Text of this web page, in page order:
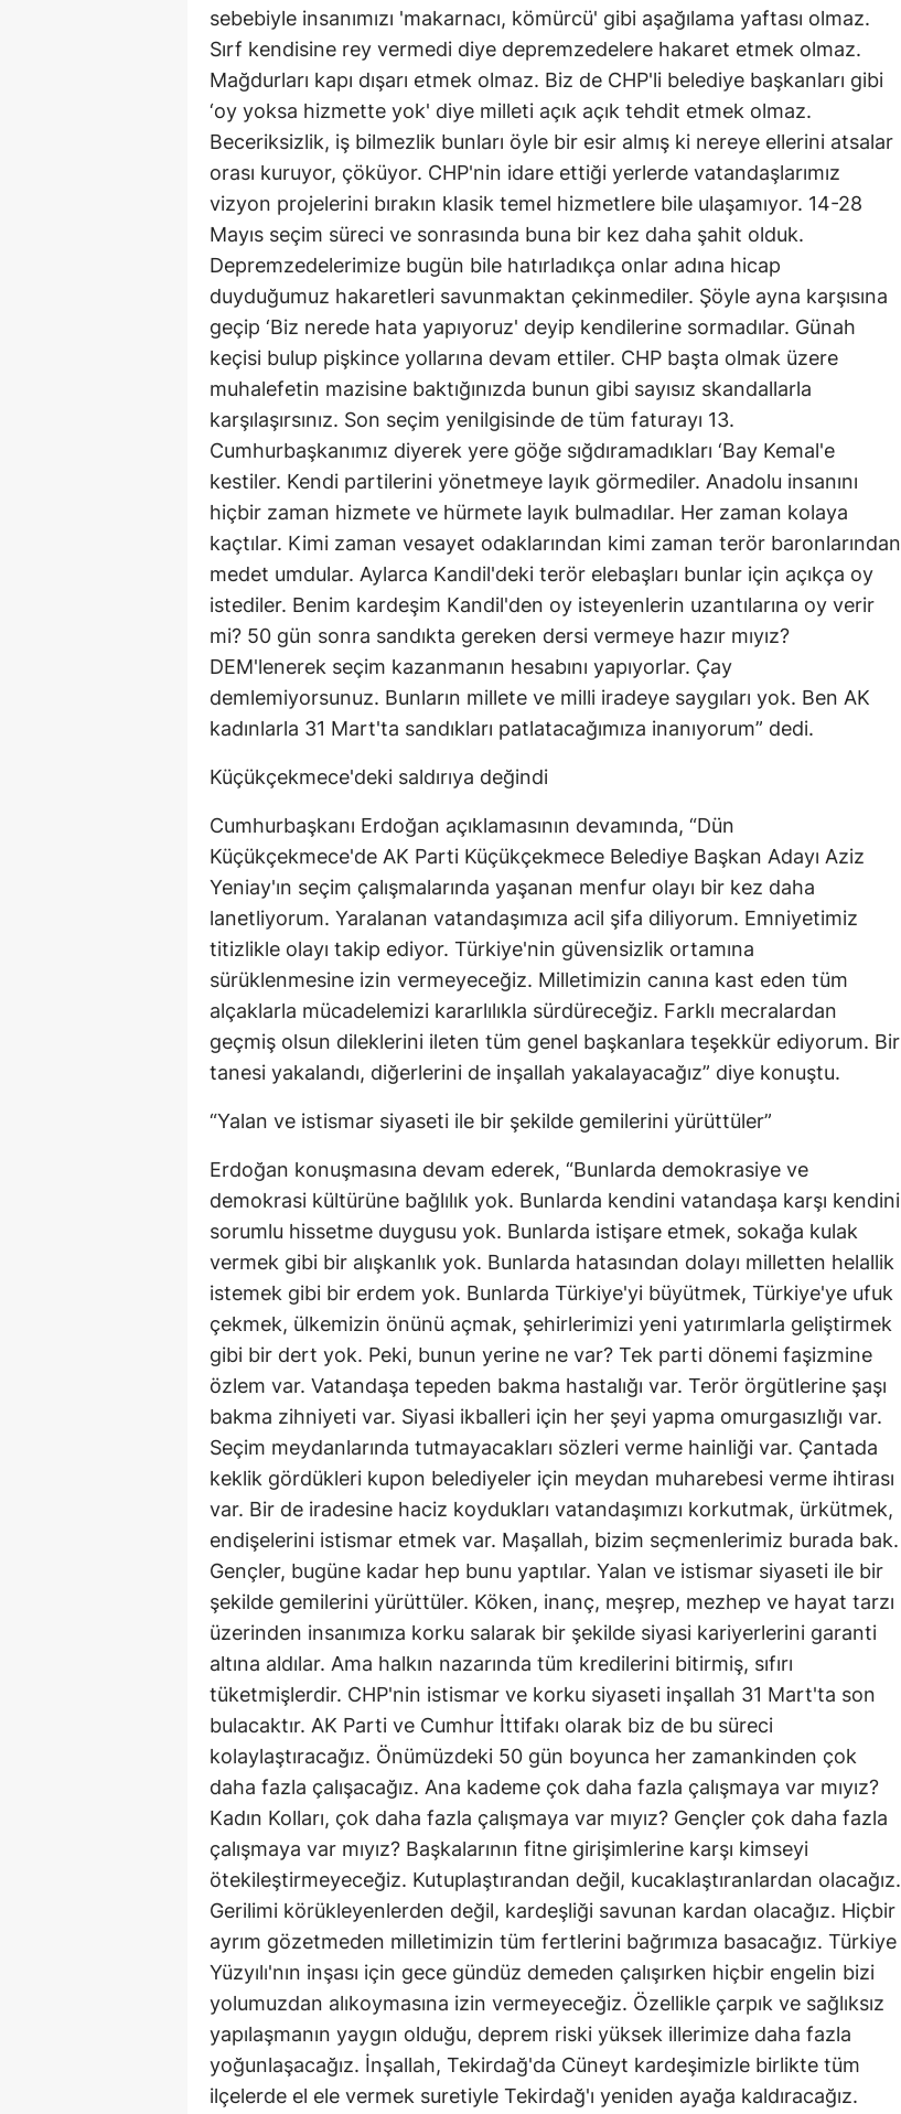
sebebiyle insanımızı 'makarnacı, kömürcü' gibi aşağılama yaftası olmaz.
Sırf kendisine rey vermedi diye depremzedelere hakaret etmek olmaz.
Mağdurları kapı dışarı etmek olmaz. Biz de CHP'li belediye başkanları gibi
‘oy yoksa hizmette yok' diye milleti açık açık tehdit etmek olmaz.
Beceriksizlik, iş bilmezlik bunları öyle bir esir almış ki nereye ellerini atsalar
orası kuruyor, çöküyor. CHP'nin idare ettiği yerlerde vatandaşlarımız
vizyon projelerini bırakın klasik temel hizmetlere bile ulaşamıyor. 14-28
Mayıs seçim süreci ve sonrasında buna bir kez daha şahit olduk.
Depremzedelerimize bugün bile hatırladıkça onlar adına hicap
duyduğumuz hakaretleri savunmaktan çekinmediler. Şöyle ayna karşısına
geçip ‘Biz nerede hata yapıyoruz' deyip kendilerine sormadılar. Günah
keçisi bulup pişkince yollarına devam ettiler. CHP başta olmak üzere
muhalefetin mazisine baktığınızda bunun gibi sayısız skandallarla
karşılaşırsınız. Son seçim yenilgisinde de tüm faturayı 13.
Cumhurbaşkanımız diyerek yere göğe sığdıramadıkları ‘Bay Kemal'e
kestiler. Kendi partilerini yönetmeye layık görmediler. Anadolu insanını
hiçbir zaman hizmete ve hürmete layık bulmadılar. Her zaman kolaya
kaçtılar. Kimi zaman vesayet odaklarından kimi zaman terör baronlarından
medet umdular. Aylarca Kandil'deki terör elebaşları bunlar için açıkça oy
istediler. Benim kardeşim Kandil'den oy isteyenlerin uzantılarına oy verir
mi? 50 gün sonra sandıkta gereken dersi vermeye hazır mıyız?
DEM'lenerek seçim kazanmanın hesabını yapıyorlar. Çay
demlemiyorsunuz. Bunların millete ve milli iradeye saygıları yok. Ben AK
kadınlarla 31 Mart'ta sandıkları patlatacağımıza inanıyorum” dedi.
Küçükçekmece'deki saldırıya değindi
Cumhurbaşkanı Erdoğan açıklamasının devamında, “Dün
Küçükçekmece'de AK Parti Küçükçekmece Belediye Başkan Adayı Aziz
Yeniay'ın seçim çalışmalarında yaşanan menfur olayı bir kez daha
lanetliyorum. Yaralanan vatandaşımıza acil şifa diliyorum. Emniyetimiz
titizlikle olayı takip ediyor. Türkiye'nin güvensizlik ortamına
sürüklenmesine izin vermeyeceğiz. Milletimizin canına kast eden tüm
alçaklarla mücadelemizi kararlılıkla sürdüreceğiz. Farklı mecralardan
geçmiş olsun dileklerini ileten tüm genel başkanlara teşekkür ediyorum. Bir
tanesi yakalandı, diğerlerini de inşallah yakalayacağız” diye konuştu.
“Yalan ve istismar siyaseti ile bir şekilde gemilerini yürüttüler”
Erdoğan konuşmasına devam ederek, “Bunlarda demokrasiye ve
demokrasi kültürüne bağlılık yok. Bunlarda kendini vatandaşa karşı kendini
sorumlu hissetme duygusu yok. Bunlarda istişare etmek, sokağa kulak
vermek gibi bir alışkanlık yok. Bunlarda hatasından dolayı milletten helallik
istemek gibi bir erdem yok. Bunlarda Türkiye'yi büyütmek, Türkiye'ye ufuk
çekmek, ülkemizin önünü açmak, şehirlerimizi yeni yatırımlarla geliştirmek
gibi bir dert yok. Peki, bunun yerine ne var? Tek parti dönemi faşizmine
özlem var. Vatandaşa tepeden bakma hastalığı var. Terör örgütlerine şaşı
bakma zihniyeti var. Siyasi ikballeri için her şeyi yapma omurgasızlığı var.
Seçim meydanlarında tutmayacakları sözleri verme hainliği var. Çantada
keklik gördükleri kupon belediyeler için meydan muharebesi verme ihtirası
var. Bir de iradesine haciz koydukları vatandaşımızı korkutmak, ürkütmek,
endişelerini istismar etmek var. Maşallah, bizim seçmenlerimiz burada bak.
Gençler, bugüne kadar hep bunu yaptılar. Yalan ve istismar siyaseti ile bir
şekilde gemilerini yürüttüler. Köken, inanç, meşrep, mezhep ve hayat tarzı
üzerinden insanımıza korku salarak bir şekilde siyasi kariyerlerini garanti
altına aldılar. Ama halkın nazarında tüm kredilerini bitirmiş, sıfırı
tüketmişlerdir. CHP'nin istismar ve korku siyaseti inşallah 31 Mart'ta son
bulacaktır. AK Parti ve Cumhur İttifakı olarak biz de bu süreci
kolaylaştıracağız. Önümüzdeki 50 gün boyunca her zamankinden çok
daha fazla çalışacağız. Ana kademe çok daha fazla çalışmaya var mıyız?
Kadın Kolları, çok daha fazla çalışmaya var mıyız? Gençler çok daha fazla
çalışmaya var mıyız? Başkalarının fitne girişimlerine karşı kimseyi
ötekileştirmeyeceğiz. Kutuplaştırandan değil, kucaklaştıranlardan olacağız.
Gerilimi körükleyenlerden değil, kardeşliği savunan kardan olacağız. Hiçbir
ayrım gözetmeden milletimizin tüm fertlerini bağrımıza basacağız. Türkiye
Yüzyılı'nın inşası için gece gündüz demeden çalışırken hiçbir engelin bizi
yolumuzdan alıkoymasına izin vermeyeceğiz. Özellikle çarpık ve sağlıksız
yapılaşmanın yaygın olduğu, deprem riski yüksek illerimize daha fazla
yoğunlaşacağız. İnşallah, Tekirdağ'da Cüneyt kardeşimizle birlikte tüm
ilçelerde el ele vermek suretiyle Tekirdağ'ı yeniden ayağa kaldıracağız.